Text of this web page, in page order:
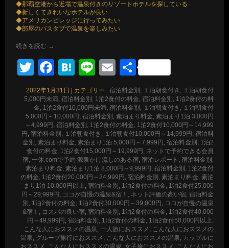
◆那覇空港から近場で温泉付きのリゾートホテルを探している
◆新しくてきれいなホテルが良い
◆アメリカンビレッジに行ってみたい
◆部屋のバスタブで温泉を楽しみたい
続きを読む →
TwitterFacebook
Hatena
LineEmail
共
有
2022年1月31日 カテゴリー : 宿泊料金別, １泊朝食付き, １泊朝食付
5,000円未満, 宿泊料金別, 1泊2食付の料金, 宿泊料金別, 1泊2食付の料
金, 1泊2食付10,000円未満, 宿泊料金別, １泊朝食付き, １泊朝食付
5,000円～10,000円 , 宿泊料金別, 素泊まり料金, 素泊まり1泊 3,000円
～4,999円 , 宿泊料金別, 1泊2食付の料金, 1泊2食付10,000円～14,999
円 , 宿泊料金別, １泊朝食付き, １泊朝食付10,000円～14,999円 , 宿泊料
金別, 素泊まり料金, 素泊まり1泊 5,000円～7,999円 , 宿泊料金別, 1泊2
食付の料金, 1泊2食付15,000円～19,999円 , ネットで予約できる会員
宿, 一休.comで予約 源泉かけ流しのある宿, 宿泊レポート , 宿泊料金別,
素泊まり料金, 素泊まり1泊 8,000円～9,999円 , 宿泊料金別, 1泊2食付
の料金, 1泊2食付20,000円～24,999円 , 宿泊料金別, 素泊まり料金, 素泊
まり1泊 10,000円以上, 宿泊料金別, 1泊2食付の料金, 1泊2食付25,000
円～29,999円 , ココが自慢の温泉&宿！, ネット評価の高い宿, 宿泊料金
別, 1泊2食付の料金, 1泊2食付30,000円～39,000円 , ココが自慢の温泉
&宿！, コスパの良い宿, 宿泊料金別, 1泊2食付の料金, 1泊2食付40,000
円～49,999円 , 宿泊料金別, 1泊2食付の料金, 1泊2食付50,000円以上,
こんな人におススメの温泉, 一人旅におススメ , こんな人におススメの
温泉, グループ旅行におススメ , こんな人におススメの温泉, カップルに